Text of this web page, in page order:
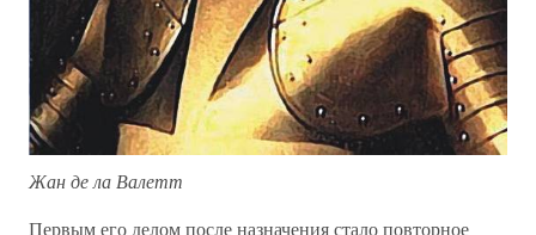
Жан де ла Валетт
Первым его делом после назначения стало повторное